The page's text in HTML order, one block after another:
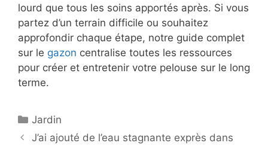
lourd que tous les soins apportés après. Si vous
partez d’un terrain difficile ou souhaitez
approfondir chaque étape, notre guide complet
sur le gazon centralise toutes les ressources
pour créer et entretenir votre pelouse sur le long
terme.
Catégories
Jardin
J’ai ajouté de l’eau stagnante exprès dans